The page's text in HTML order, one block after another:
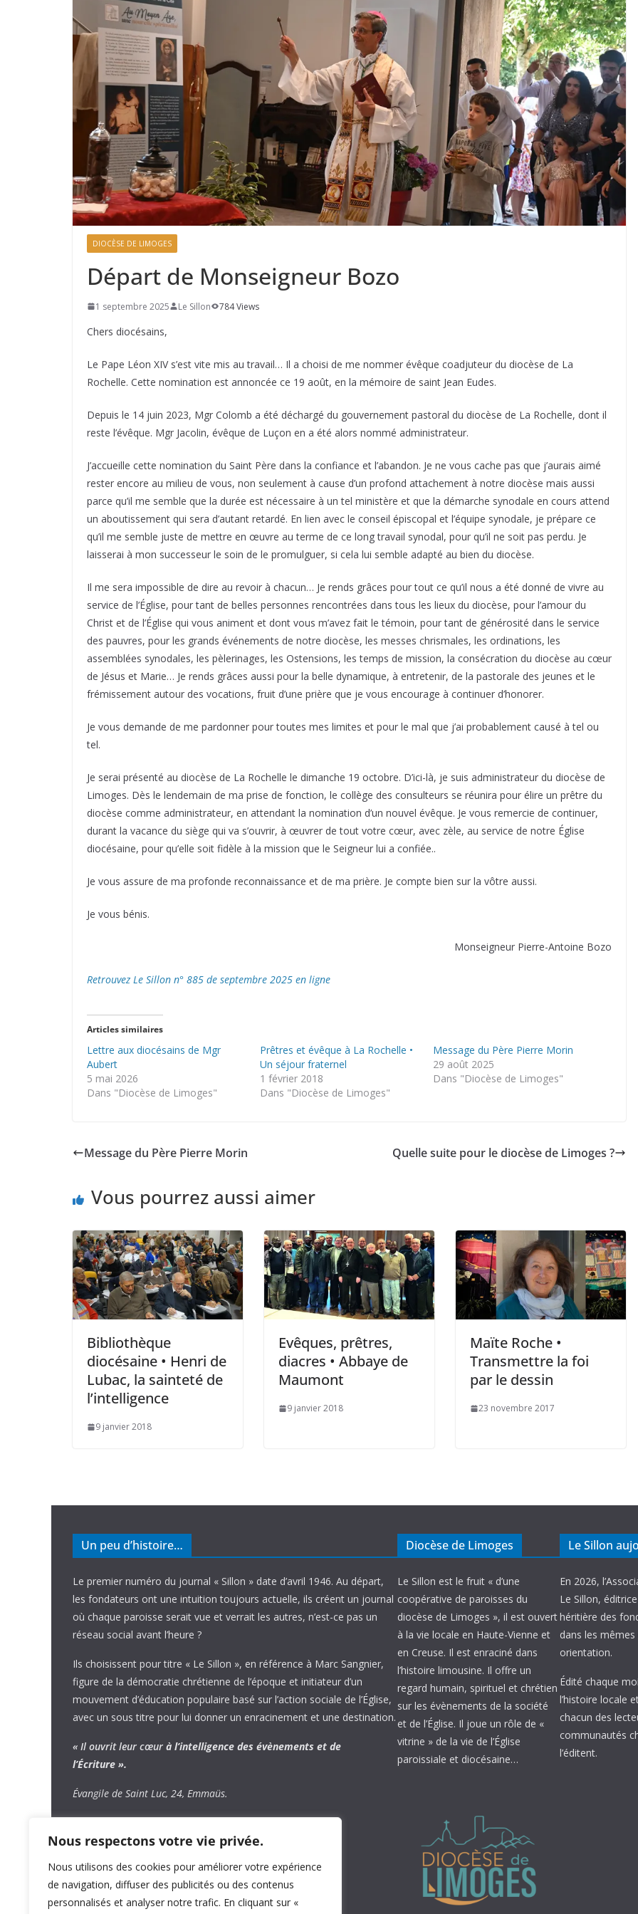
Nous respectons votre vie privée.
Nous utilisons des cookies pour améliorer votre expérience
de navigation, diffuser des publicités ou des contenus
personnalisés et analyser notre trafic. En cliquant sur «
DIOCÈSE DE LIMOGES
Départ de Monseigneur Bozo
1 septembre 2025 Le Sillon 784 Views
Chers diocésains,
Le Pape Léon XIV s’est vite mis au travail… Il a choisi de me nommer évêque coadjuteur du diocèse de La
Rochelle. Cette nomination est annoncée ce 19 août, en la mémoire de saint Jean Eudes.
Depuis le 14 juin 2023, Mgr Colomb a été déchargé du gouvernement pastoral du diocèse de La Rochelle, dont il
reste l’évêque. Mgr Jacolin, évêque de Luçon en a été alors nommé administrateur.
J’accueille cette nomination du Saint Père dans la confiance et l’abandon. Je ne vous cache pas que j’aurais aimé
rester encore au milieu de vous, non seulement à cause d’un profond attachement à notre diocèse mais aussi
parce qu’il me semble que la durée est nécessaire à un tel ministère et que la démarche synodale en cours attend
un aboutissement qui sera d’autant retardé. En lien avec le conseil épiscopal et l’équipe synodale, je prépare ce
qu’il me semble juste de mettre en œuvre au terme de ce long travail synodal, pour qu’il ne soit pas perdu. Je
laisserai à mon successeur le soin de le promulguer, si cela lui semble adapté au bien du diocèse.
Il me sera impossible de dire au revoir à chacun… Je rends grâces pour tout ce qu’il nous a été donné de vivre au
service de l’Église, pour tant de belles personnes rencontrées dans tous les lieux du diocèse, pour l’amour du
Christ et de l’Église qui vous animent et dont vous m’avez fait le témoin, pour tant de générosité dans le service
des pauvres, pour les grands événements de notre diocèse, les messes chrismales, les ordinations, les
assemblées synodales, les pèlerinages, les Ostensions, les temps de mission, la consécration du diocèse au cœur
de Jésus et Marie… Je rends grâces aussi pour la belle dynamique, à entretenir, de la pastorale des jeunes et le
frémissement autour des vocations, fruit d’une prière que je vous encourage à continuer d’honorer.
Je vous demande de me pardonner pour toutes mes limites et pour le mal que j’ai probablement causé à tel ou
tel.
Je serai présenté au diocèse de La Rochelle le dimanche 19 octobre. D’ici-là, je suis administrateur du diocèse de
Limoges. Dès le lendemain de ma prise de fonction, le collège des consulteurs se réunira pour élire un prêtre du
diocèse comme administrateur, en attendant la nomination d’un nouvel évêque. Je vous remercie de continuer,
durant la vacance du siège qui va s’ouvrir, à œuvrer de tout votre cœur, avec zèle, au service de notre Église
diocésaine, pour qu’elle soit fidèle à la mission que le Seigneur lui a confiée..
Je vous assure de ma profonde reconnaissance et de ma prière. Je compte bien sur la vôtre aussi.
Je vous bénis.
Monseigneur Pierre-Antoine Bozo
Retrouvez Le Sillon n° 885 de septembre 2025 en ligne
Articles similaires
Lettre aux diocésains de Mgr
Aubert
5 mai 2026
Dans "Diocèse de Limoges"
Prêtres et évêque à La Rochelle •
Un séjour fraternel
1 février 2018
Dans "Diocèse de Limoges"
Message du Père Pierre Morin
29 août 2025
Dans "Diocèse de Limoges"
Message du Père Pierre Morin Quelle suite pour le diocèse de Limoges ?
Vous pourrez aussi aimer
Bibliothèque
diocésaine • Henri de
Lubac, la sainteté de
l’intelligence
9 janvier 2018
Evêques, prêtres,
diacres • Abbaye de
Maumont
9 janvier 2018
Maïte Roche •
Transmettre la foi
par le dessin
23 novembre 2017
Un peu d’histoire…
Le premier numéro du journal « Sillon » date d’avril 1946. Au départ,
les fondateurs ont une intuition toujours actuelle, ils créent un journal
où chaque paroisse serait vue et verrait les autres, n’est-ce pas un
réseau social avant l’heure ?
Ils choisissent pour titre « Le Sillon », en référence à Marc Sangnier,
figure de la démocratie chrétienne de l’époque et initiateur d’un
mouvement d’éducation populaire basé sur l’action sociale de l’Église,
avec un sous titre pour lui donner un enracinement et une destination.
« Il ouvrit leur cœur à l’intelligence des évènements et de
l’Écriture ».
Évangile de Saint Luc, 24, Emmaüs.
Diocèse de Limoges
Le Sillon est le fruit « d’une
coopérative de paroisses du
diocèse de Limoges », il est ouvert
à la vie locale en Haute-Vienne et
en Creuse. Il est enraciné dans
l’histoire limousine. Il offre un
regard humain, spirituel et chrétien
sur les évènements de la société
et de l’Église. Il joue un rôle de «
vitrine » de la vie de l’Église
paroissiale et diocésaine…
Le Sillon
En 2026,
Le Sillon,
héritière des
dans les
orientation.
Édité chaque
l’histoire locale
chacun des
communautés
l’éditent.